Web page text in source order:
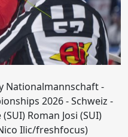
Nationalmannschaft -
2026 - Schweiz -
Roman Josi (SUI)
Ilic/freshfocus)